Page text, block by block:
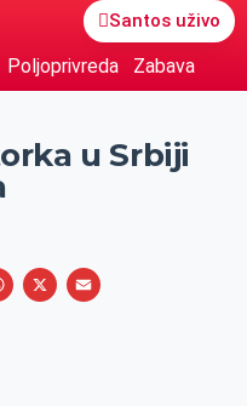
Santos uživo
Poljoprivreda Zabava
u Srbiji
W
X
E